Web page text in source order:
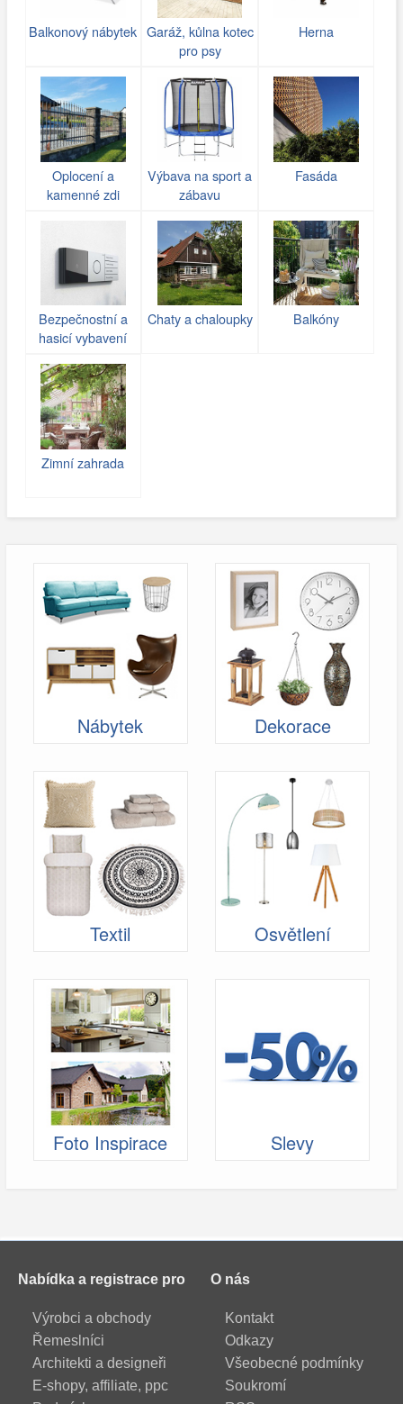
Balkonový nábytek Garáž, kůlna kotec
pro psy
Herna
Oplocení a
kamenné zdi
Výbava na sport a
zábavu
Fasáda
Bezpečnostní a
hasicí vybavení
Chaty a chaloupky Balkóny
Zimní zahrada
Nábytek Dekorace
Textil Osvětlení
Foto Inspirace Slevy
Nabídka a registrace pro
Výrobci a obchody
Řemeslníci
Architekti a designeři
E-shopy, affiliate, ppc
O nás
Kontakt
Odkazy
Všeobecné podmínky
Soukromí